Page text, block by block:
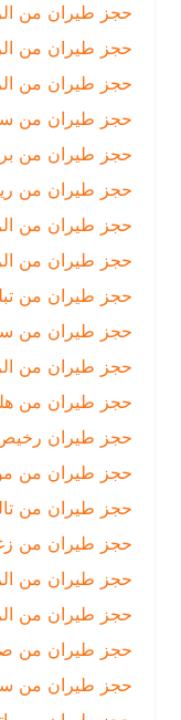
حجز طيران من الرياض
حجز طيران من الرياض
حجز طيران من
حجز طيران من
حجز طيران من
حجز طيران من
حجز طيران من الرياض
حجز طيران من الرياض
حجز طيران من تبليسي
حجز طيران من سكوبيه
حجز طيران من الرياض
حجز طيران من
حجز طيران رخيص من
حجز طيران من
حجز طيران من تالين
حجز طيران من زغرب
حجز طيران من الرياض
حجز طيران من الرياض
حجز طيران من صوفيا
حجز طيران من